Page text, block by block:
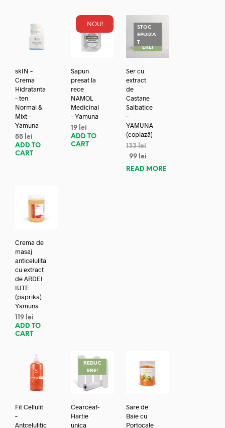
skIN –
Crema
Hidratanta
– ten
Normal &
Mixt –
Yamuna
55 lei
ADD TO
CART
NOU!
Sapun
presat la
rece
NAMOL
Medicinal
– Yamuna
19 lei
ADD TO
CART
STOC
EPUIZA
TREDUC
ERE!
Ser cu
extract
de
Castane
Salbatice
–
YAMUNA
(copiază)
133lei
99 lei
READ MORE
Crema de
masaj
anticelulita
cu extract
de ARDEI
IUTE
(paprika)
Yamuna
119 lei
ADD TO
CART
Fit Cellulit
–
Antcelulitic
REDUC
ERE!
Cearceaf-
Hartie
unica
Sare de
Baie cu
Portocale